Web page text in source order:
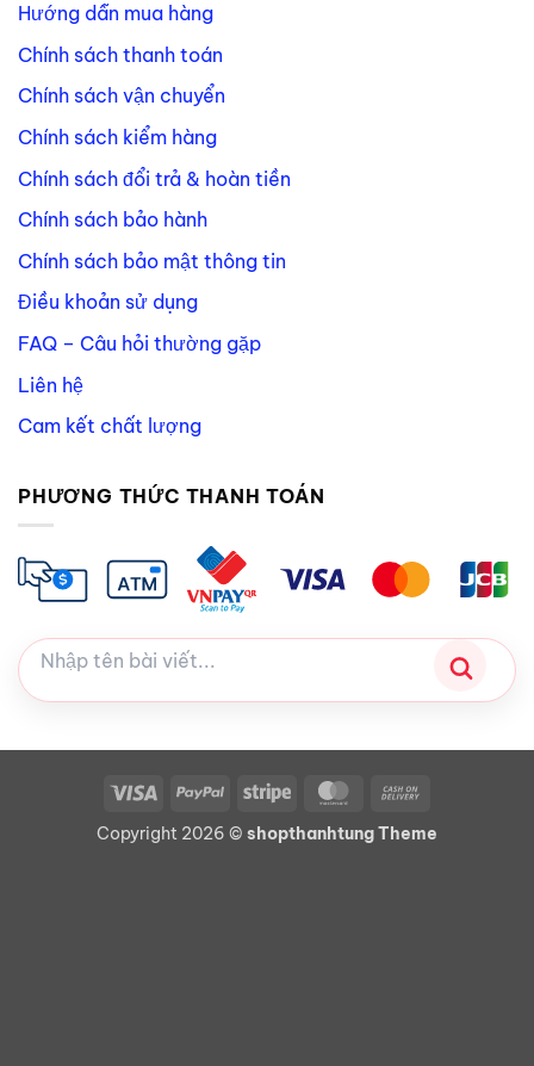
Hướng dẫn mua hàng
Chính sách thanh toán
Chính sách vận chuyển
Chính sách kiểm hàng
Chính sách đổi trả & hoàn tiền
Chính sách bảo hành
Chính sách bảo mật thông tin
Điều khoản sử dụng
FAQ – Câu hỏi thường gặp
Liên hệ
Cam kết chất lượng
PHƯƠNG THỨC THANH TOÁN
Visa PayPal Stripe MasterCard
Delivery
Copyright 2026 © shopthanhtung Theme